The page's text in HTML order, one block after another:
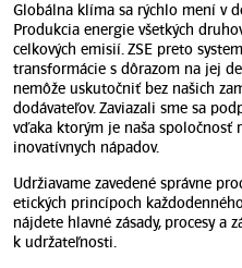
Globálna klíma sa rýchlo mení v
Produkcia energie všetkých
celkových emisií. ZSE preto
transformácie s dôrazom na jej
nemôže uskutočniť bez našich
dodávateľov. Zaviazali sme sa
vďaka ktorým je naša spoločnosť
inovatívnych nápadov.
Udržiavame zavedené správne
etických princípoch
nájdete hlavné zásady, procesy a
k udržateľnosti.